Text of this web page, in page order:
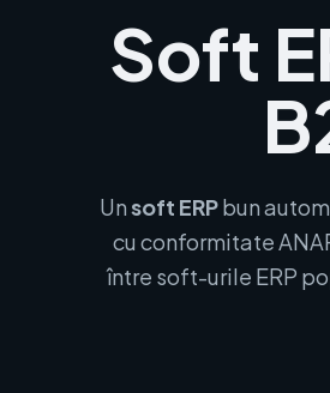
Soft
Unsoft ERPbun
cu conformitate
între soft-urile ERP